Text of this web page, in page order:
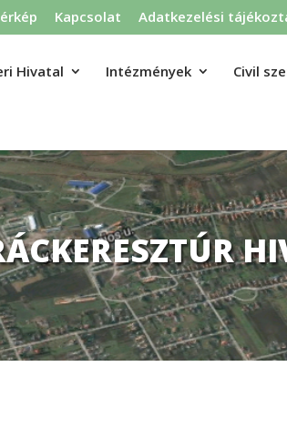
Kapcsolat Adatkezelési
Hivatal Intézmények Civil